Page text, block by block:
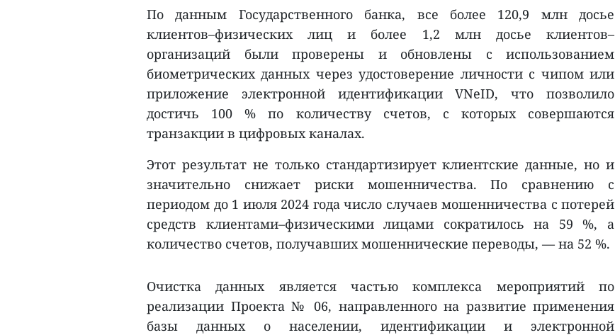
По данным Государственного банка, все более 120,9 млн досье
клиентов–физических лиц и более 1,2 млн досье клиентов–
организаций были проверены и обновлены с использованием
биометрических данных через удостоверение личности с чипом или
приложение электронной идентификации VNeID, что позволило
достичь 100 % по количеству счетов, с которых совершаются
транзакции в цифровых каналах.
Этот результат не только стандартизирует клиентские данные, но и
значительно снижает риски мошенничества. По сравнению с
периодом до 1 июля 2024 года число случаев мошенничества с потерей
средств клиентами–физическими лицами сократилось на 59 %, а
количество счетов, получавших мошеннические переводы, — на 52 %.
Очистка данных является частью комплекса мероприятий по
реализации Проекта № 06, направленного на развитие применения
базы данных о населении, идентификации и электронной